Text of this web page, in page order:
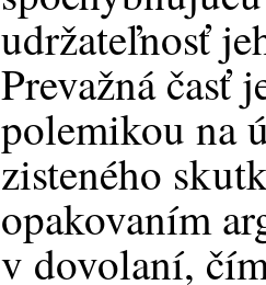
udržateľnosť
Prevažná časť
polemikou na
zisteného
opakovaním
v dovolaní,